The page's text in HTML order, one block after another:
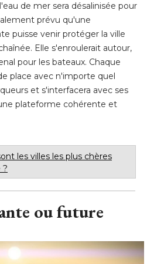
de mer sera désalinisée pour
prévu qu'une
puisse venir protéger la ville
Elle s'enroulerait autour,
pour les bateaux. Chaque
place avec n'importe quel
et s'interfacera avec ses
plateforme cohérente et
les villes les plus chères
?
ou future